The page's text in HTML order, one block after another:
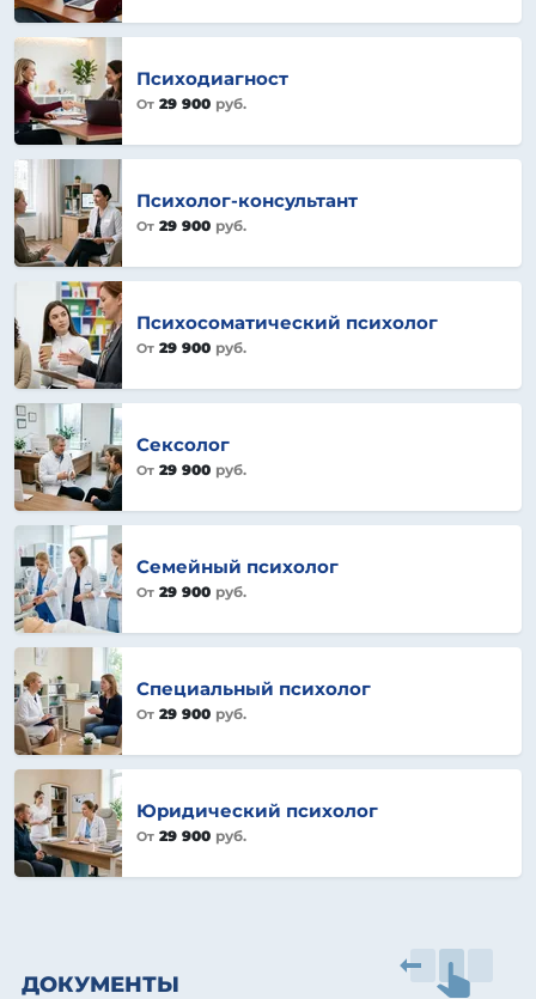
Психодиагност
От 29 900 руб.
Психолог-консультант
От 29 900 руб.
Психосоматический психолог
От 29 900 руб.
Сексолог
От 29 900 руб.
Семейный психолог
От 29 900 руб.
Специальный психолог
От 29 900 руб.
Юридический психолог
От 29 900 руб.
ДОКУМЕНТЫ